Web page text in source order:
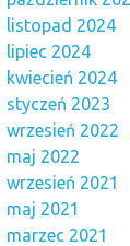
listopad 2024
lipiec 2024
kwiecień 2024
styczeń 2023
wrzesień 2022
maj 2022
wrzesień 2021
maj 2021
marzec 2021